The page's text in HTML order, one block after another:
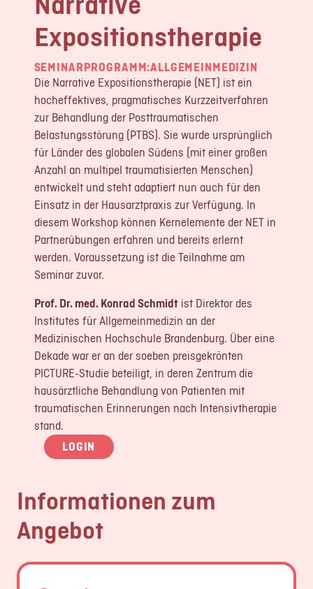
LOGIN
REGISTRIERUNG
Impressum
Datenschutz
Expositionstherapie
SEMINARPROGRAMM:ALLGEMEINMEDIZIN
Die Narrative Expositionstherapie (NET) ist ein
hocheffektives, pragmatisches Kurzzeitverfahren
zur Behandlung der Posttraumatischen
Belastungsstörung (PTBS). Sie wurde ursprünglich
für Länder des globalen Südens (mit einer großen
Anzahl an multipel traumatisierten Menschen)
entwickelt und steht adaptiert nun auch für den
Einsatz in der Hausarztpraxis zur Verfügung. In
diesem Workshop können Kernelemente der NET in
Partnerübungen erfahren und bereits erlernt
werden. Voraussetzung ist die Teilnahme am
Seminar zuvor.
Prof. Dr. med. Konrad Schmidtist Direktor des
Institutes für Allgemeinmedizin an der
Medizinischen Hochschule Brandenburg. Über eine
Dekade war er an der soeben preisgekrönten
PICTURE-Studie beteiligt, in deren Zentrum die
hausärztliche Behandlung von Patienten mit
traumatischen Erinnerungen nach Intensivtherapie
stand.
LOGIN
Informationen zum
Angebot